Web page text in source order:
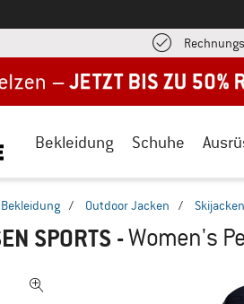
Bekleidung Schuhe
/ Outdoor Jacken / Skijacken
SPORTS -Women's